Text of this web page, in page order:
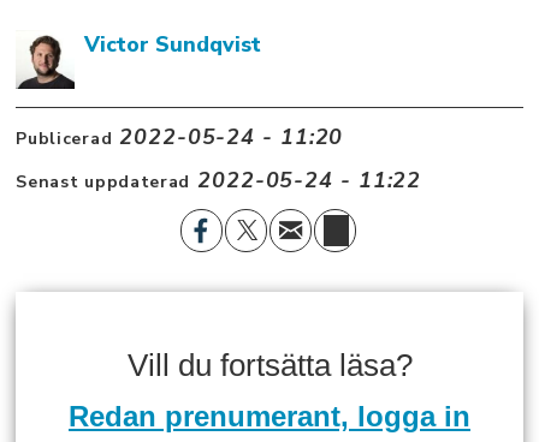
Victor Sundqvist
Publicerad 2022-05-24 - 11:20
Senast uppdaterad 2022-05-24 - 11:22
Vill du fortsätta läsa?
Redan prenumerant, logga in